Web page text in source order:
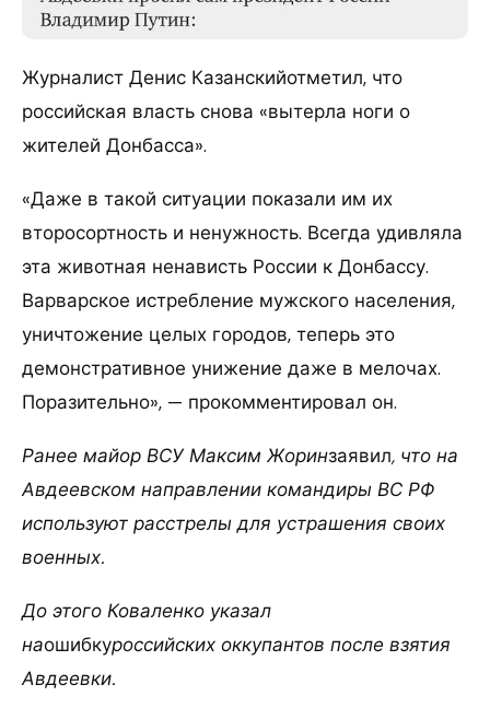
Журналист Денис Казанскийотметил, что
российская власть снова «вытерла ноги о
жителей Донбасса».
«Даже в такой ситуации показали им их
второсортность и ненужность. Всегда удивляла
эта животная ненависть России к Донбассу.
Варварское истребление мужского населения,
уничтожение целых городов, теперь это
демонстративное унижение даже в мелочах.
Поразительно», — прокомментировал он.
Ранее майор ВСУ Максим Жоринзаявил, что на
Авдеевском направлении командиры ВС РФ
используют расстрелы для устрашения своих
военных.
До этого Коваленко указал
наошибкуроссийских оккупантов после взятия
Авдеевки.